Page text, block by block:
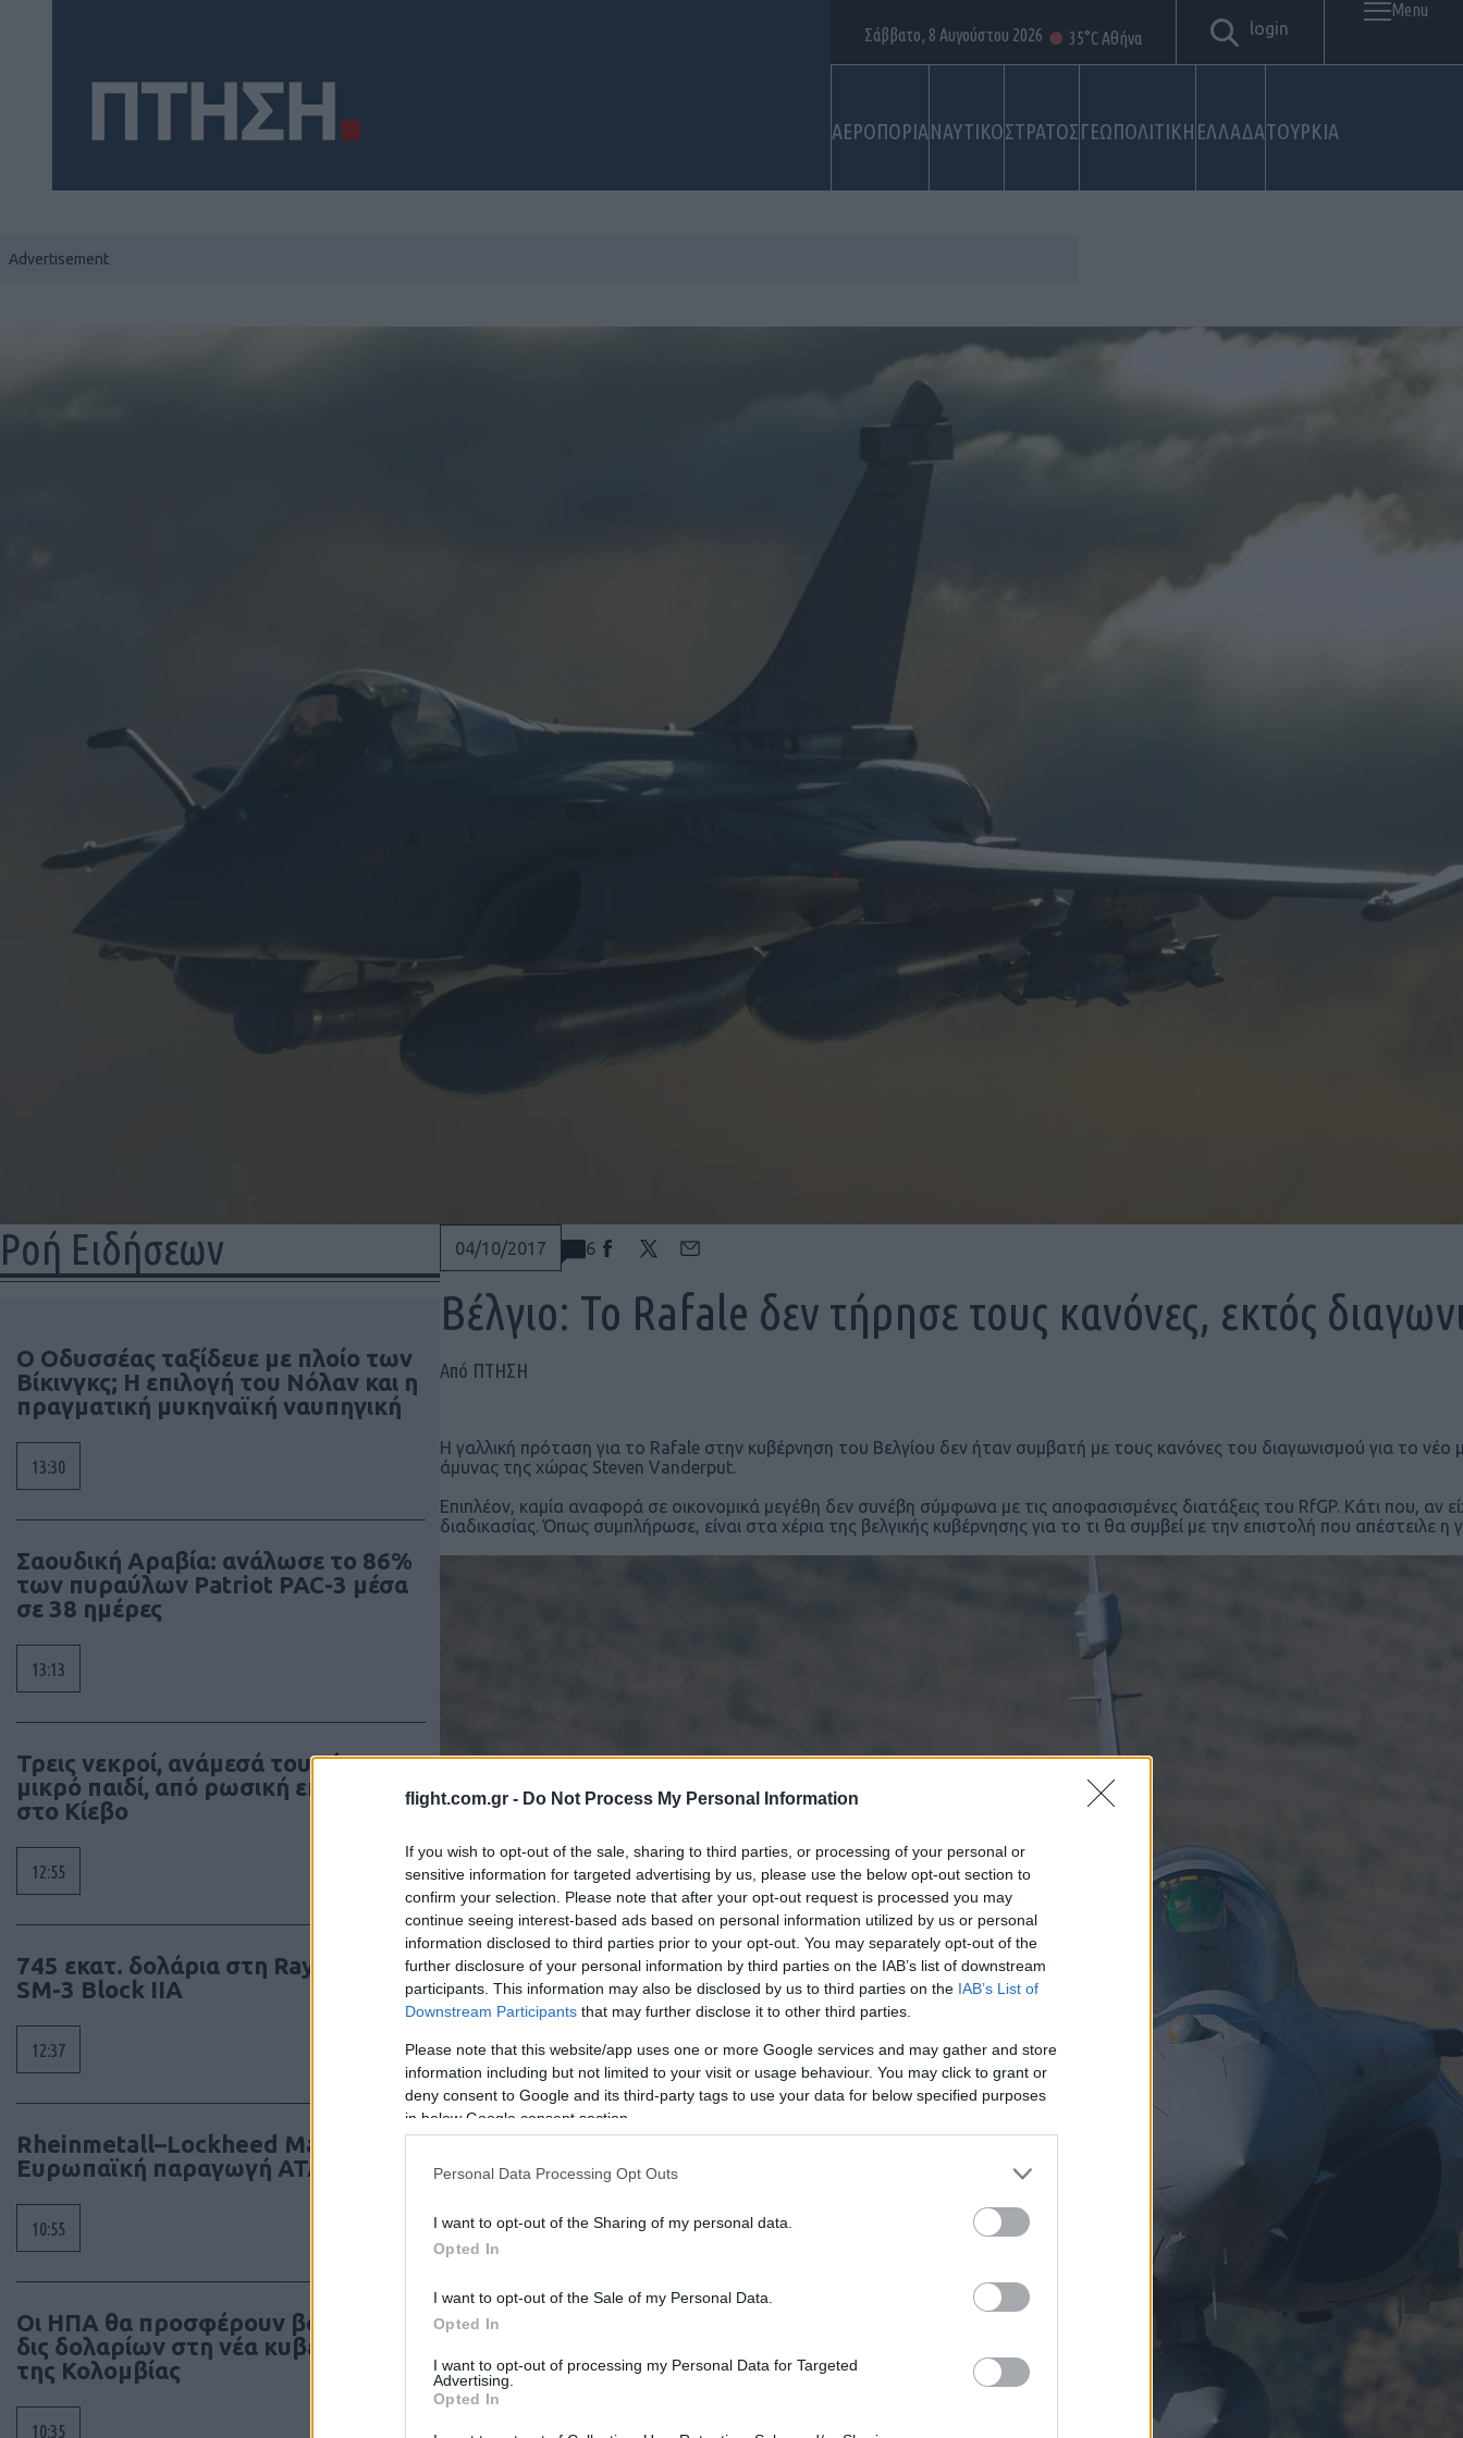
flight.com.gr - Do Not Process My Personal Information
If you wish to opt-out of the sale, sharing to third parties, or processing of your personal or
sensitive information for targeted advertising by us, please use the below opt-out section to
confirm your selection. Please note that after your opt-out request is processed you may
continue seeing interest-based ads based on personal information utilized by us or personal
information disclosed to third parties prior to your opt-out. You may separately opt-out of the
further disclosure of your personal information by third parties on the IAB’s list of downstream
participants. This information may also be disclosed by us to third parties on the IAB’s List of
Downstream Participants that may further disclose it to other third parties.
Please note that this website/app uses one or more Google services and may gather and store
information including but not limited to your visit or usage behaviour. You may click to grant or
deny consent to Google and its third-party tags to use your data for below specified purposes
in below Google consent section.
Personal Data Processing Opt Outs
I want to opt-out of the Sharing of my personal data.
Opted In
I want to opt-out of the Sale of my Personal Data.
Opted In
I want to opt-out of processing my Personal Data for Targeted
Advertising.
Opted In
ΑΕΡΟΠΟΡΙΑΝΑΥΤΙΚΟΣΤΡΑΤΟΣΓΕΩΠΟΛΙΤΙΚΗ ΕΛΛΑΔΑΤΟΥΡΚΙΑ
Σάββατο, 8 Αυγούστου 2026 35°C Αθήνα login
Menu
Ροή Ειδήσεων
Ο Οδυσσέας ταξίδευε με πλοίο των
Βίκινγκς; Η επιλογή του Νόλαν και η
πραγματική μυκηναϊκή ναυπηγική
13:30
Σαουδική Αραβία: ανάλωσε το 86%
των πυραύλων Patriot PAC-3 μέσα
σε 38 ημέρες
13:13
Τρεις νεκροί, ανάμεσά τους ένα
μικρό παιδί, από ρωσική επίθεση
στο Κίεβο
12:55
745 εκατ. δολάρια στη Raytheon για
SM-3 Block IIA
12:37
Rheinmetall–Lockheed Martin:
Ευρωπαϊκή παραγωγή ATACMS
10:55
Οι ΗΠΑ θα προσφέρουν βοήθεια 1
δις δολαρίων στη νέα κυβέρνηση
της Κολομβίας
10:35
04/10/2017 6
Βέλγιο: To Rafale δεν τήρησε τους κανόνες, εκτός
Από ΠΤΗΣΗ
Η γαλλική πρόταση για το Rafale στην κυβέρνηση του Βελγίου δεν ήταν συμβατή με τους κανόνες του διαγωνισμού για το
άμυνας της χώρας Steven Vanderput.
Επιπλέον, καμία αναφορά σε οικονομικά μεγέθη δεν συνέβη σύμφωνα με τις αποφασισμένες διατάξεις του RfGP. Κάτι που, αν
διαδικασίας. Όπως συμπλήρωσε, είναι στα χέρια της βελγικής κυβέρνησης για το τι θα συμβεί με την επιστολή που απέστειλε η